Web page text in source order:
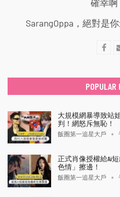
確幸啊
SarangOppa，絕對是
POPULAR
大規模網暴導致站
判！網怒斥無恥！
飯圈第一追星大戶
正式肖像授權給Ai
色情」擦邊！
飯圈第一追星大戶